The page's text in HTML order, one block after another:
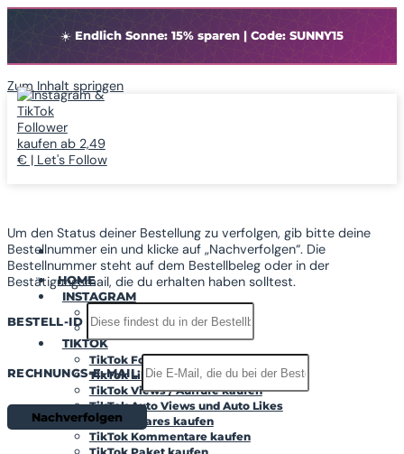
☀️ Endlich Sonne: 15% sparen | Code: SUNNY15
Zum Inhalt springen
HOME
INSTAGRAM
Instagram Likes
TIKTOK
TikTok Follower kaufen
TikTok Likes kaufen
TikTok Views / Aufrufe kaufen
TikTok Auto Views und Auto Likes
TikTok Shares kaufen
TikTok Kommentare kaufen
Um den Status deiner Bestellung zu verfolgen, gib bitte deine
Bestellnummer ein und klicke auf „Nachverfolgen“. Die
Bestellnummer steht auf dem Bestellbeleg oder in der
Bestätigungsmail, die du erhalten haben solltest.
BESTELL-ID
RECHNUNGS-E-MAIL
Nachverfolgen